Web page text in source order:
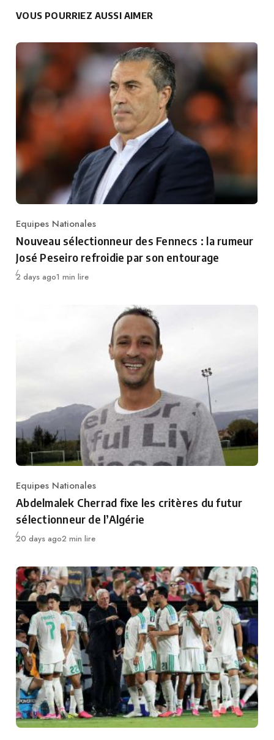
VOUS POURRIEZ AUSSI AIMER
Category
Equipes Nationales
Nouveau sélectionneur des Fennecs : la rumeur
José Peseiro refroidie par son entourage
Publié
2 days ago1 min lire
Category
Equipes Nationales
Abdelmalek Cherrad fixe les critères du futur
sélectionneur de l’Algérie
Publié
20 days ago2 min lire